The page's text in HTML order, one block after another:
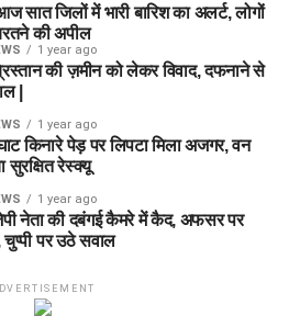
सात जिलों में भारी बारिश का अलर्ट, लोगों
की अपील
1 year ago
की ज़मीन को लेकर विवाद, दफनाने से
|
1 year ago
घाट किनारे पेड़ पर लिपटा मिला अजगर, वन
सुरक्षित रेस्क्यू
1 year ago
नेता की दबंगई कैमरे में कैद, अफसर पर
पर उठे सवाल